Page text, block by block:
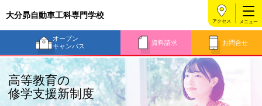
大分昴自動車工科専門学校
オープン
キャンパス
資料請求 お問合せ
アクセス
高等教育の
修学支援新制度